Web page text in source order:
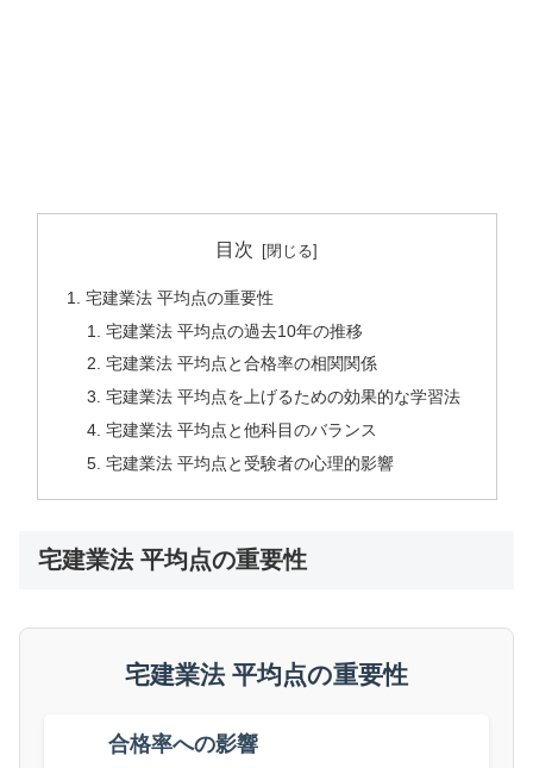
目次
宅建業法 平均点の重要性
宅建業法 平均点の過去10年の推移
宅建業法 平均点と合格率の相関関係
宅建業法 平均点を上げるための効果的な学習法
宅建業法 平均点と他科目のバランス
宅建業法 平均点と受験者の心理的影響
宅建業法 平均点の重要性
宅建業法 平均点の重要性
合格率への影響